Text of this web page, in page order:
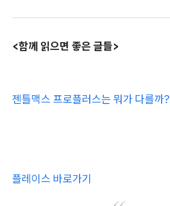
<함께 읽으면 좋은 글들>
젠틀맥스 프로플러스는 뭐가 다를까?
플레이스 바로가기